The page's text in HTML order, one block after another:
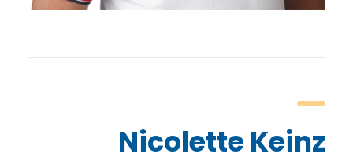
Nicolette Keinz